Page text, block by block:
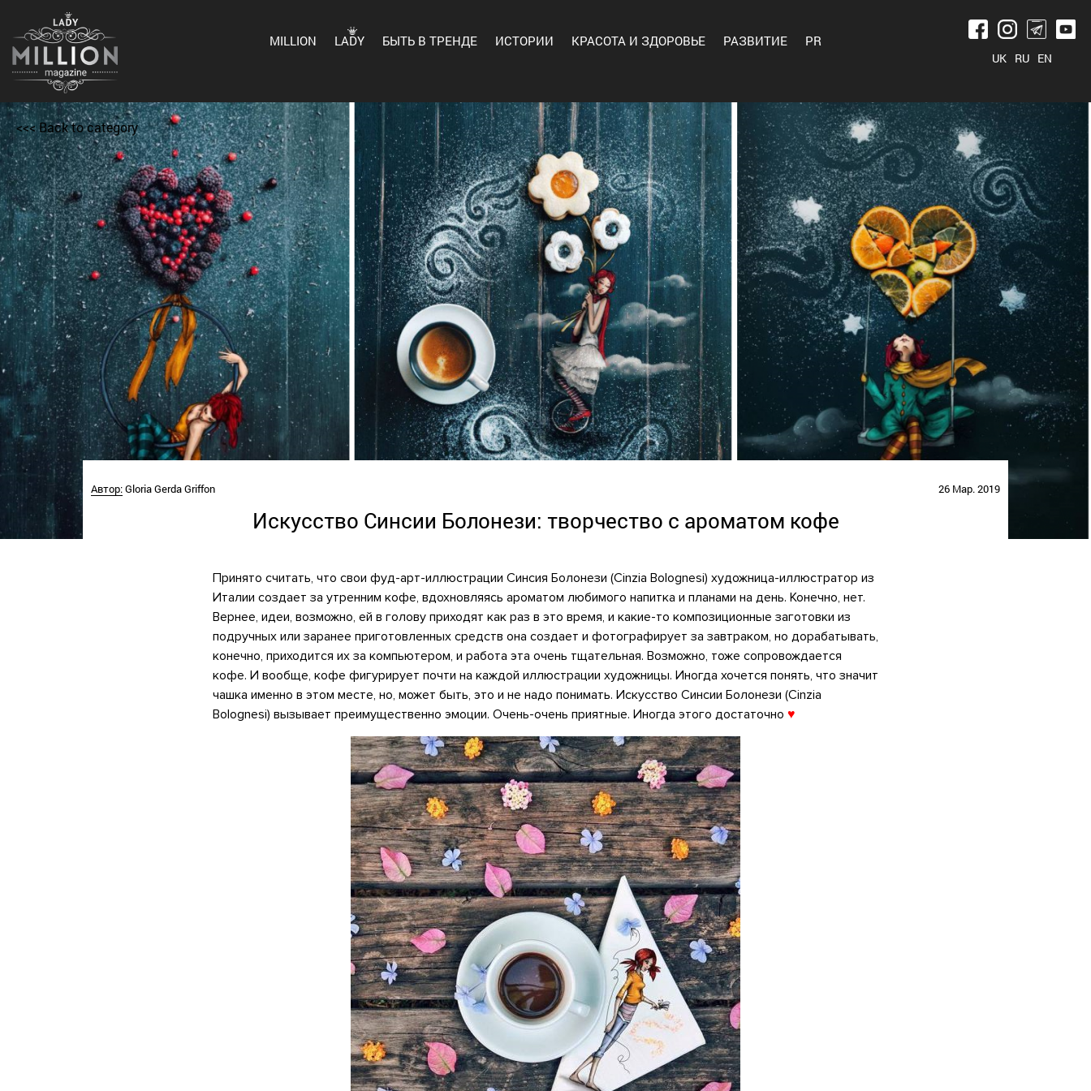
MILLION LADY БЫТЬ В ТРЕНДЕ ИСТОРИИ КРАСОТА И ЗДОРОВЬЕ РАЗВИТИЕ
PR
UK RU EN
<<< Back to category
Автор:Gloria Gerda Griffon 26 Мар. 2019
Искусство Синсии Болонези: творчество с ароматом кофе
Принято считать, что свои фуд-арт-иллюстрации Синсия Болонези (Cinzia Bolognesi) художница-иллюстратор из
Италии создает за утренним кофе, вдохновляясь ароматом любимого напитка и планами на день. Конечно, нет.
Вернее, идеи, возможно, ей в голову приходят как раз в это время, и какие-то композиционные заготовки из
подручных или заранее приготовленных средств она создает и фотографирует за завтраком, но дорабатывать,
конечно, приходится их за компьютером, и работа эта очень тщательная. Возможно, тоже сопровождается
кофе. И вообще, кофе фигурирует почти на каждой иллюстрации художницы. Иногда хочется понять, что значит
чашка именно в этом месте, но, может быть, это и не надо понимать. Искусство Синсии Болонези (Cinzia
Bolognesi) вызывает преимущественно эмоции. Очень-очень приятные. Иногда этого достаточно ♥